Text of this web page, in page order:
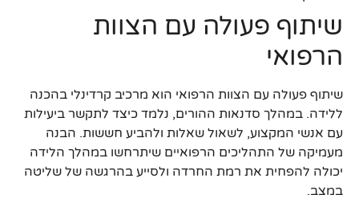
שיתוף פעולה עם הצוות
הרפואי
שיתוף פעולה עם הצוות הרפואי הוא מרכיב קרדינלי בהכנה
ללידה. במהלך סדנאות ההורים, נלמד כיצד לתקשר ביעילות
עם אנשי המקצוע, לשאול שאלות ולהביע חששות. הבנה
מעמיקה של התהליכים הרפואיים שיתרחשו במהלך הלידה
יכולה להפחית את רמת החרדה ולסייע בהרגשה של שליטה
במצב.